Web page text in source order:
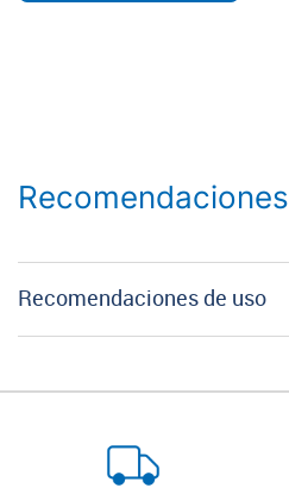
Recomendaciones
Recomendaciones de uso